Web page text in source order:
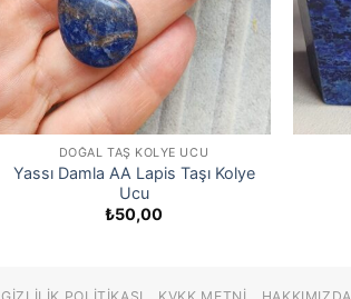
DOĞAL TAŞ KOLYE UCU
Yassı Damla AA Lapis Taşı Kolye
Ucu
₺50,00